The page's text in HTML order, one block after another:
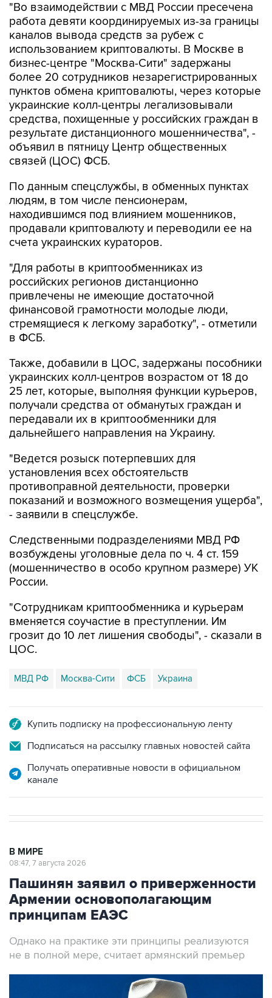
"Во взаимодействии с МВД России пресечена
работа девяти координируемых из-за границы
каналов вывода средств за рубеж с
использованием криптовалюты. В Москве в
бизнес-центре "Москва-Сити" задержаны
более 20 сотрудников незарегистрированных
пунктов обмена криптовалюты, через которые
украинские колл-центры легализовывали
средства, похищенные у российских граждан в
результате дистанционного мошенничества", -
объявил в пятницу Центр общественных
связей (ЦОС) ФСБ.
По данным спецслужбы, в обменных пунктах
людям, в том числе пенсионерам,
находившимся под влиянием мошенников,
продавали криптовалюту и переводили ее на
счета украинских кураторов.
"Для работы в криптообменниках из
российских регионов дистанционно
привлечены не имеющие достаточной
финансовой грамотности молодые люди,
стремящиеся к легкому заработку", - отметили
в ФСБ.
Также, добавили в ЦОС, задержаны пособники
украинских колл-центров возрастом от 18 до
25 лет, которые, выполняя функции курьеров,
получали средства от обманутых граждан и
передавали их в криптообменники для
дальнейшего направления на Украину.
"Ведется розыск потерпевших для
установления всех обстоятельств
противоправной деятельности, проверки
показаний и возможного возмещения ущерба",
- заявили в спецслужбе.
Следственными подразделениями МВД РФ
возбуждены уголовные дела по ч. 4 ст. 159
(мошенничество в особо крупном размере) УК
России.
"Сотрудникам криптообменника и курьерам
вменяется соучастие в преступлении. Им
грозит до 10 лет лишения свободы", - сказали в
ЦОС.
МВД РФ Москва-Сити ФСБ Украина
Купить подписку на профессиональную ленту
Подписаться на рассылку главных новостей сайта
Получать оперативные новости в официальном
канале
В МИРЕ
08:47, 7 августа 2026
Пашинян заявил о приверженности
Армении основополагающим
принципам ЕАЭС
Однако на практике эти принципы реализуются
не в полной мере, считает армянский премьер